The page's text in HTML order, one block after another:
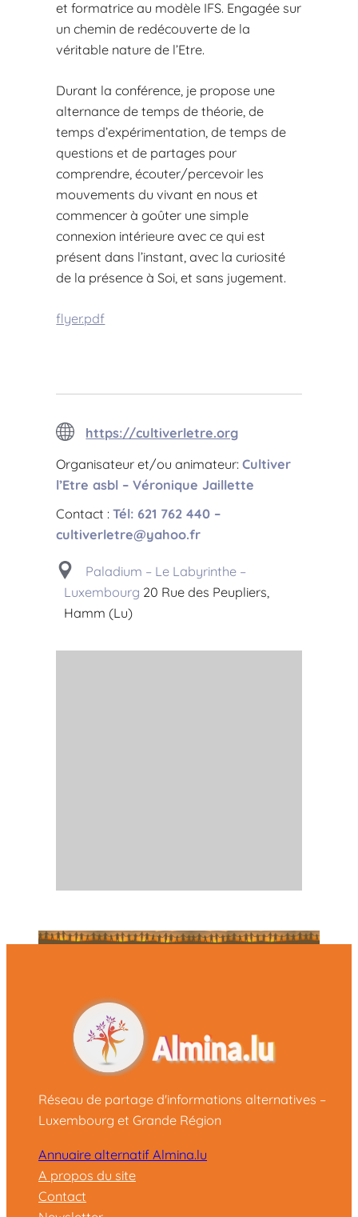
et formatrice au modèle IFS. Engagée sur
un chemin de redécouverte de la
véritable nature de l’Etre.
Durant la conférence, je propose une
alternance de temps de théorie, de
temps d’expérimentation, de temps de
questions et de partages pour
comprendre, écouter/percevoir les
mouvements du vivant en nous et
commencer à goûter une simple
connexion intérieure avec ce qui est
présent dans l’instant, avec la curiosité
de la présence à Soi, et sans jugement.
flyer.pdf
https://cultiverletre.org
Organisateur et/ou animateur: Cultiver
l’Etre asbl – Véronique Jaillette
Contact : Tél: 621 762 440 –
cultiverletre@yahoo.fr
Paladium – Le Labyrinthe –
Luxembourg 20 Rue des Peupliers,
Hamm (Lu)
Réseau de partage d'informations alternatives –
Luxembourg et Grande Région
Annuaire alternatif Almina.lu
A propos du site
Contact